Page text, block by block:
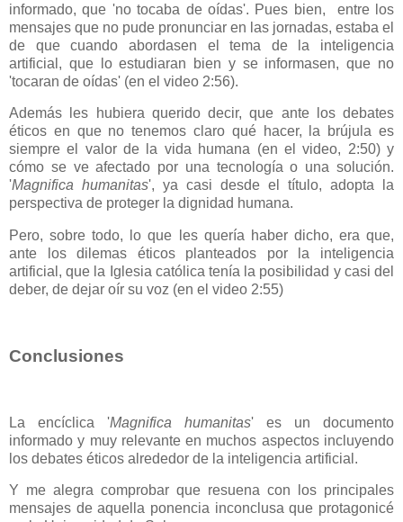
informado, que 'no tocaba de oídas'. Pues bien, entre los
mensajes que no pude pronunciar en las jornadas, estaba el
de que cuando abordasen el tema de la inteligencia
artificial, que lo estudiaran bien y se informasen, que no
'tocaran de oídas' (en el video 2:56).
Además les hubiera querido decir, que ante los debates
éticos en que no tenemos claro qué hacer, la brújula es
siempre el valor de la vida humana (en el video, 2:50) y
cómo se ve afectado por una tecnología o una solución.
'Magnifica humanitas', ya casi desde el título, adopta la
perspectiva de proteger la dignidad humana.
Pero, sobre todo, lo que les quería haber dicho, era que,
ante los dilemas éticos planteados por la inteligencia
artificial, que la Iglesia católica tenía la posibilidad y casi del
deber, de dejar oír su voz (en el video 2:55)
Conclusiones
La encíclica 'Magnifica humanitas' es un documento
informado y muy relevante en muchos aspectos incluyendo
los debates éticos alrededor de la inteligencia artificial.
Y me alegra comprobar que resuena con los principales
mensajes de aquella ponencia inconclusa que protagonicé